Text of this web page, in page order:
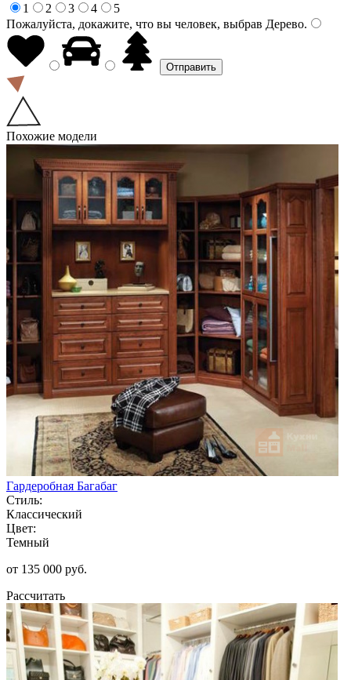
1
2 3 4
5
Пожалуйста, докажите, что вы человек, выбрав Дерево.
Похожие модели
Гардеробная Багабаг
Стиль:
Классический
Цвет:
Темный
от 135 000 руб.
Рассчитать